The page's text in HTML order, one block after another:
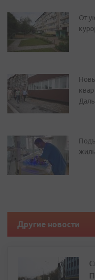
От
Другие новости